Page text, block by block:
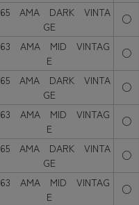
AMA DARK VINTA
GE
○
AMA MID VINTAG
E
○
AMA DARK VINTA
GE
○
AMA MID VINTAG
E
○
AMA DARK VINTA
GE
○
AMA MID VINTAG
E
○